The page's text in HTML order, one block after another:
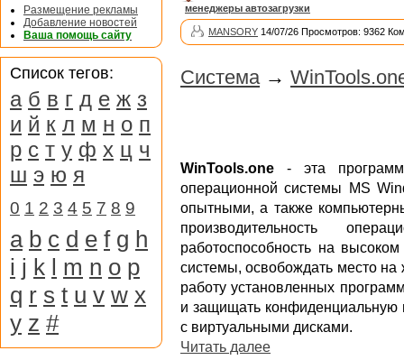
менеджеры автозагрузки
MANSORY 14/07/26 Просмотров: 9362
Система →
WinTools.one - эта
операционной системы MS
опытными, а также
производительность
работоспособность на
системы, освобождать место на
работу установленных
и защищать конфиденциальную
с виртуальными дисками.
Читать далее
Размещение рекламы
Добавление новостей
Ваша помощь сайту
Список тегов:
а б в г д е ж з
и й к л м н о п
р с т у ф х ц ч
ш э ю я
0 1 2 3 4 5 7 8 9
a b c d e f g h
i j k l m n o p
q r s t u v w x
y z #